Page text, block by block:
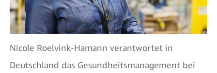
Nicole Roelvink-Hamann verantwortet in
Deutschland das Gesundheitsmanagement bei